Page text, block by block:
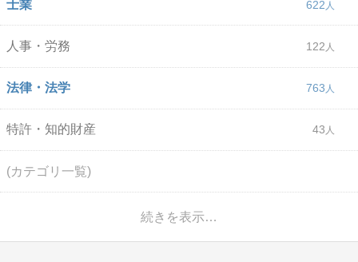
士業 622
人事・労務 122
法律・法学 763
特許・知的財産 43
(カテゴリ一覧)
続きを表示…